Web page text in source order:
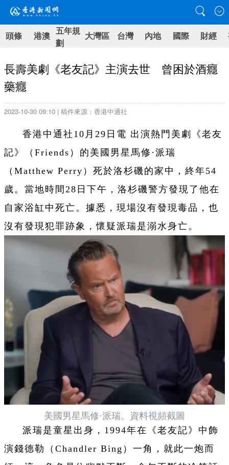
頭條 港澳 五年規
劃
大灣區 台灣 內地 國際 財經
長壽美劇《老友記》主演去世 曾困於酒癮
藥癮
2023-10-30 09:10 | 稿件來源：香港中通社
香港中通社10月29日電 出演熱門美劇《老友
記》（Friends）的美國男星馬修·派瑞
（Matthew Perry）死於洛杉磯的家中，終年54
歲。當地時間28日下午，洛杉磯警方發現了他在
自家浴缸中死亡。據悉，現場沒有發現毒品，也
沒有發現犯罪跡象，懷疑派瑞是溺水身亡。
美國男星馬修·派瑞。資料視頻截圖
派瑞是童星出身，1994年在《老友記》中飾
演錢德勒（Chandler Bing）一角，就此一炮而